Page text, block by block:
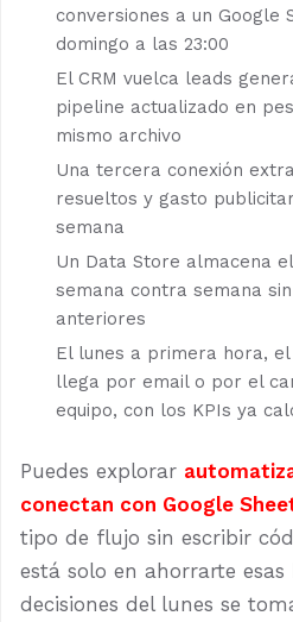
conversiones a un Google
domingo a las 23:00
El CRM vuelca leads
pipeline actualizado en
mismo archivo
Una tercera conexión
resueltos y gasto
semana
Un Data Store almacena
semana contra semana
anteriores
El lunes a primera hora,
llega por email o por el
equipo, con los KPIs ya
Puedes explorar
conectan con Google
tipo de flujo sin escribir
está solo en ahorrarte
decisiones del lunes se